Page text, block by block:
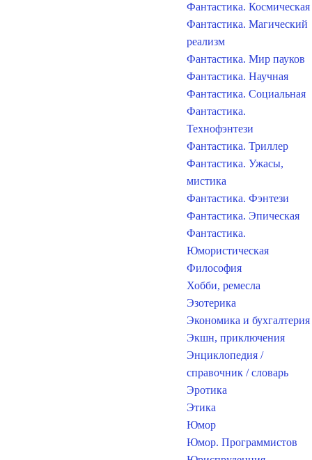
Фантастика. Космическая
Фантастика. Магический
реализм
Фантастика. Мир пауков
Фантастика. Научная
Фантастика. Социальная
Фантастика.
Технофэнтези
Фантастика. Триллер
Фантастика. Ужасы,
мистика
Фантастика. Фэнтези
Фантастика. Эпическая
Фантастика.
Юмористическая
Философия
Хобби, ремесла
Эзотерика
Экономика и бухгалтерия
Экшн, приключения
Энциклопедия /
справочник / словарь
Эротика
Этика
Юмор
Юмор. Программистов